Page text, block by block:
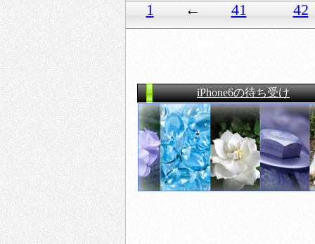
1 ← 41 42
iPhone6の待ち受け